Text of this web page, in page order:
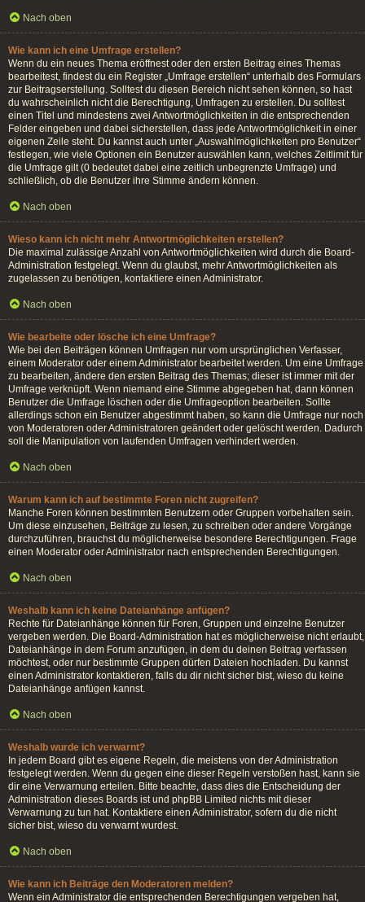
Nach oben
Wie kann ich eine Umfrage erstellen?
Wenn du ein neues Thema eröffnest oder den ersten Beitrag eines Themas
bearbeitest, findest du ein Register „Umfrage erstellen“ unterhalb des Formulars
zur Beitragserstellung. Solltest du diesen Bereich nicht sehen können, so hast
du wahrscheinlich nicht die Berechtigung, Umfragen zu erstellen. Du solltest
einen Titel und mindestens zwei Antwortmöglichkeiten in die entsprechenden
Felder eingeben und dabei sicherstellen, dass jede Antwortmöglichkeit in einer
eigenen Zeile steht. Du kannst auch unter „Auswahlmöglichkeiten pro Benutzer“
festlegen, wie viele Optionen ein Benutzer auswählen kann, welches Zeitlimit für
die Umfrage gilt (0 bedeutet dabei eine zeitlich unbegrenzte Umfrage) und
schließlich, ob die Benutzer ihre Stimme ändern können.
Nach oben
Wieso kann ich nicht mehr Antwortmöglichkeiten erstellen?
Die maximal zulässige Anzahl von Antwortmöglichkeiten wird durch die Board-
Administration festgelegt. Wenn du glaubst, mehr Antwortmöglichkeiten als
zugelassen zu benötigen, kontaktiere einen Administrator.
Nach oben
Wie bearbeite oder lösche ich eine Umfrage?
Wie bei den Beiträgen können Umfragen nur vom ursprünglichen Verfasser,
einem Moderator oder einem Administrator bearbeitet werden. Um eine Umfrage
zu bearbeiten, ändere den ersten Beitrag des Themas; dieser ist immer mit der
Umfrage verknüpft. Wenn niemand eine Stimme abgegeben hat, dann können
Benutzer die Umfrage löschen oder die Umfrageoption bearbeiten. Sollte
allerdings schon ein Benutzer abgestimmt haben, so kann die Umfrage nur noch
von Moderatoren oder Administratoren geändert oder gelöscht werden. Dadurch
soll die Manipulation von laufenden Umfragen verhindert werden.
Nach oben
Warum kann ich auf bestimmte Foren nicht zugreifen?
Manche Foren können bestimmten Benutzern oder Gruppen vorbehalten sein.
Um diese einzusehen, Beiträge zu lesen, zu schreiben oder andere Vorgänge
durchzuführen, brauchst du möglicherweise besondere Berechtigungen. Frage
einen Moderator oder Administrator nach entsprechenden Berechtigungen.
Nach oben
Weshalb kann ich keine Dateianhänge anfügen?
Rechte für Dateianhänge können für Foren, Gruppen und einzelne Benutzer
vergeben werden. Die Board-Administration hat es möglicherweise nicht erlaubt,
Dateianhänge in dem Forum anzufügen, in dem du deinen Beitrag verfassen
möchtest, oder nur bestimmte Gruppen dürfen Dateien hochladen. Du kannst
einen Administrator kontaktieren, falls du dir nicht sicher bist, wieso du keine
Dateianhänge anfügen kannst.
Nach oben
Weshalb wurde ich verwarnt?
In jedem Board gibt es eigene Regeln, die meistens von der Administration
festgelegt werden. Wenn du gegen eine dieser Regeln verstoßen hast, kann sie
dir eine Verwarnung erteilen. Bitte beachte, dass dies die Entscheidung der
Administration dieses Boards ist und phpBB Limited nichts mit dieser
Verwarnung zu tun hat. Kontaktiere einen Administrator, sofern du die nicht
sicher bist, wieso du verwarnt wurdest.
Nach oben
Wie kann ich Beiträge den Moderatoren melden?
Wenn ein Administrator die entsprechenden Berechtigungen vergeben hat,